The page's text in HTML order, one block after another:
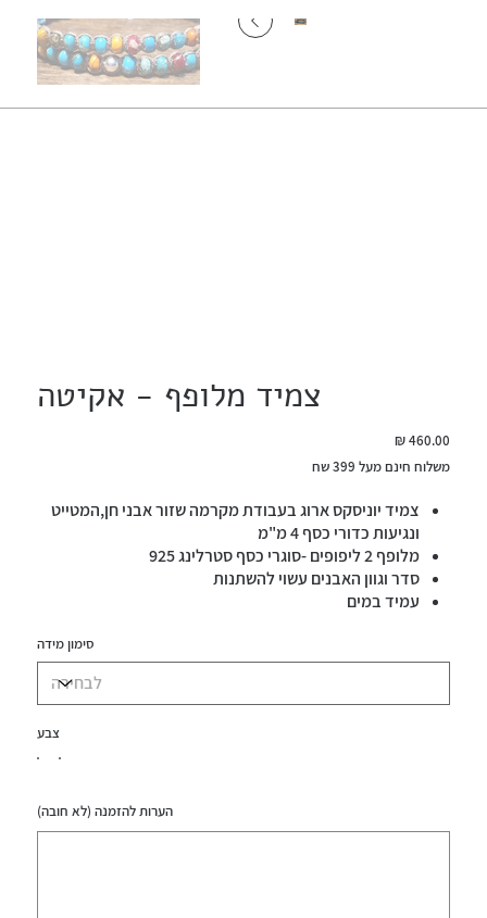
צמיד מלופף - אקיטה
מחיר
משלוח חינם מעל 399 שח
צמיד יוניסקס ארוג בעבודת מקרמה שזור אבני חן,המטייט
ונגיעות כדורי כסף 4 מ"מ
מלופף 2 ליפופים -סוגרי כסף סטרלינג 925
סדר וגוון האבנים עשוי להשתנות
עמיד במים
סימון מידה
צבע
הערות להזמנה (לא חובה)